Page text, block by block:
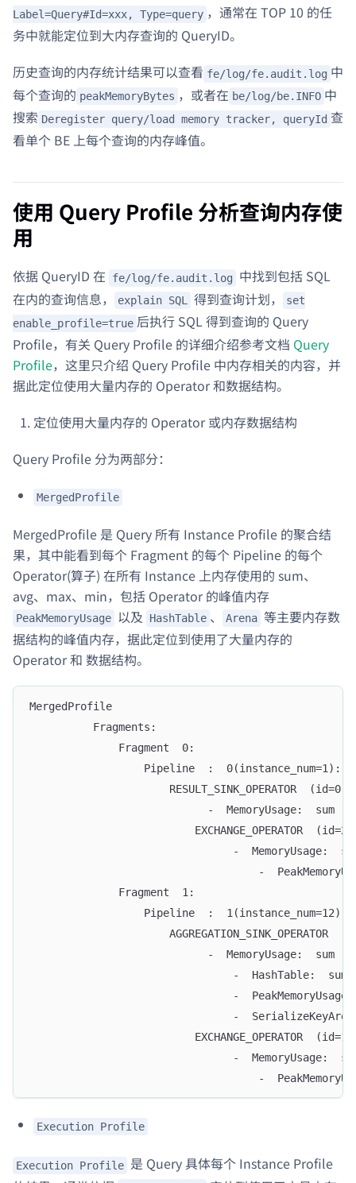
Label=Query#Id=xxx, Type=query ，通常在 TOP 10 的任
务中就能定位到大内存查询的 QueryID。
历史查询的内存统计结果可以查看 fe/log/fe.audit.log 中
每个查询的 peakMemoryBytes ，或者在 be/log/be.INFO 中
搜索 Deregister query/load memory tracker, queryId 查
看单个 BE 上每个查询的内存峰值。
使用 Query Profile 分析查询内存使
用
依据 QueryID 在 fe/log/fe.audit.log
中找到包括 SQL
在内的查询信息，
explain SQL 得到查询计划，
set
enable_profile=true 后执行 SQL 得到查询的 Query
Profile，有关 Query Profile 的详细介绍参考文档 Query
Profile，这里只介绍 Query Profile 中内存相关的内容，并
据此定位使用大量内存的 Operator 和数据结构。
定位使用大量内存的 Operator 或内存数据结构
Query Profile 分为两部分：
MergedProfile
MergedProfile 是 Query 所有 Instance Profile 的聚合结
果，其中能看到每个 Fragment 的每个 Pipeline 的每个
Operator(算子) 在所有 Instance 上内存使用的 sum、
avg、max、min，包括 Operator 的峰值内存
PeakMemoryUsage 以及 HashTable 、 Arena 等主要内存数
据结构的峰值内存，据此定位到使用了大量内存的
Operator 和 数据结构。
MergedProfile
          Fragments:
              Fragment  0:
                  Pipeline  :  0(instance_num=1):
                      RESULT_SINK_OPERATOR  (id=0):
-  MemoryUsage:  sum
EXCHANGE_OPERATOR
-  MemoryUsage:
-
              Fragment  1:
                  Pipeline  :  1(instance_num=12):
AGGREGATION_SINK_OPERATOR
-  MemoryUsage:  sum
-  HashTable:
-
-
EXCHANGE_OPERATOR
-  MemoryUsage:
-
Execution Profile
Execution Profile 是 Query 具体每个 Instance Profile